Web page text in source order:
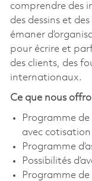
comprendre des
des dessins et
émaner
pour écrire et
des clients, des
internationaux.
Ce que nous
Programme
avec cotisation
Programme
Possibilités
Programme